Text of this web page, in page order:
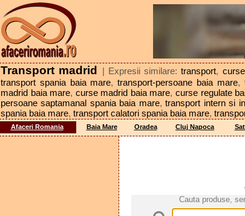
Transport madrid | Expresii similare:transport,
transport spania baia mare,transport-persoane baia mare,
madrid baia mare, curse madrid baia mare,curse regulate
persoane saptamanal spania baia mare,transport intern si
spania baia mare, transport calatori spania baia mare,
Afaceri Romania Baia Mare Oradea Cluj Napoca
Cauta produse,